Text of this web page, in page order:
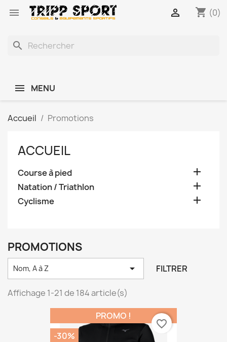
 shopping_cart (0)

search
MENU
Accueil Promotions
ACCUEIL
Course à pied 
Natation / Triathlon 
Cyclisme 
PROMOTIONS
Nom, A à Z  FILTRER
Affichage 1-21 de 184 article(s)
PROMO !
-30%
favorite_border